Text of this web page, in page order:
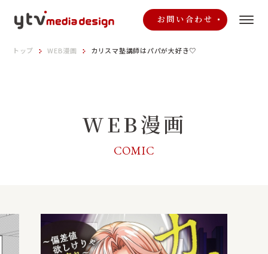
お問い合わせ
トップ WEB漫画 カリスマ塾講師はパパが大好き♡
WEB漫画
COMIC